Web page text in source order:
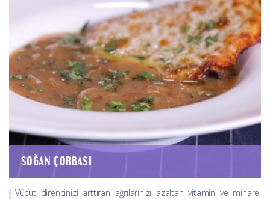
SOĞAN ÇORBASI
Vücut direncinizi arttıran ağrılarınızı azaltan vitamin ve minarel